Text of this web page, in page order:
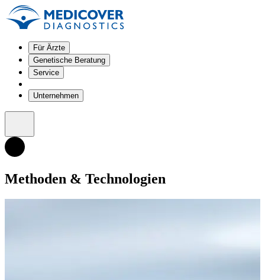
Für Ärzte
Genetische Beratung
Service
Unternehmen
Methoden & Technologien